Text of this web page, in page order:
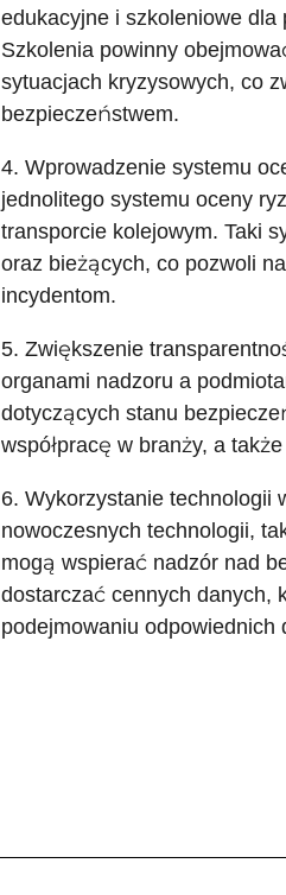
edukacyjne i szkoleniowe
Szkolenia powinny
sytuacjach kryzysowych, co
bezpieczeństwem.
4. Wprowadzenie systemu
jednolitego systemu oceny
transporcie kolejowym. Taki
oraz bieżących, co pozwoli
incydentom.
5. Zwiększenie
organami nadzoru a
dotyczących stanu
współpracę w branży, a
6. Wykorzystanie technologii
nowoczesnych technologii,
mogą wspierać nadzór nad
dostarczać cennych danych,
podejmowaniu odpowiednich